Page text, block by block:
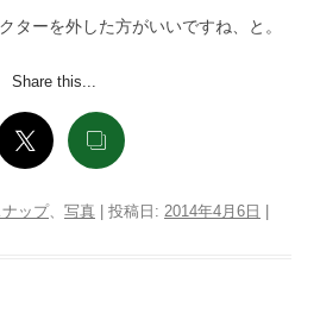
ターを外した方がいいですね、と。
Share this...
ナップ、 写真 | 投稿日: 2014年4月6日